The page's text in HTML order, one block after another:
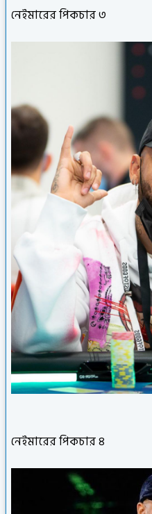
নেইমারের পিকচার ৩
নেইমারের পিকচার ৪